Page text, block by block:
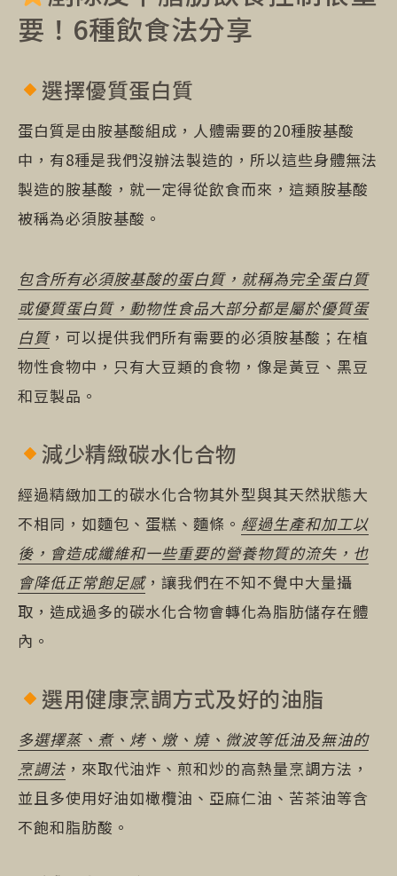
要！6種飲食法分享
選擇優質蛋白質
蛋白質是由胺基酸組成，人體需要的20種胺基酸
中，有8種是我們沒辦法製造的，所以這些身體無法
製造的胺基酸，就一定得從飲食而來，這類胺基酸
被稱為必須胺基酸。
包含所有必須胺基酸的蛋白質，就稱為完全蛋白質
或優質蛋白質，動物性食品大部分都是屬於優質蛋
白質，可以提供我們所有需要的必須胺基酸；在植
物性食物中，只有大豆類的食物，像是黃豆、黑豆
和豆製品。
減少精緻碳水化合物
經過精緻加工的碳水化合物其外型與其天然狀態大
不相同，如麵包、蛋糕、麵條。 經過生產和加工以
後，會造成纖維和一些重要的營養物質的流失，也
會降低正常飽足感，讓我們在不知不覺中大量攝
取，造成過多的碳水化合物會轉化為脂肪儲存在體
內。
選用健康烹調方式及好的油脂
多選擇蒸、煮、烤、燉、燒、微波等低油及無油的
烹調法 ，來取代油炸、煎和炒的高熱量烹調方法，
並且多使用好油如橄欖油、亞麻仁油、苦茶油等含
不飽和脂肪酸。